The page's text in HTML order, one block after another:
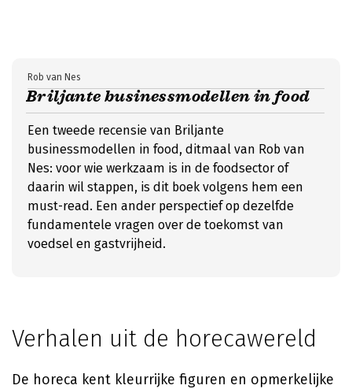
Briljante businessmodellen in food
Rob van Nes
Een tweede recensie van Briljante
businessmodellen in food, ditmaal van Rob van
Nes: voor wie werkzaam is in de foodsector of
daarin wil stappen, is dit boek volgens hem een
must-read. Een ander perspectief op dezelfde
fundamentele vragen over de toekomst van
voedsel en gastvrijheid.
Verhalen uit de horecawereld
De horeca kent kleurrijke figuren en opmerkelijke